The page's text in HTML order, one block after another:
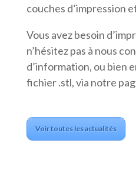
couches d’impression
Vous avez besoin
n’hésitez pas à nous
d’information, ou bien
fichier .stl, via notre
Voir toutes les actualités